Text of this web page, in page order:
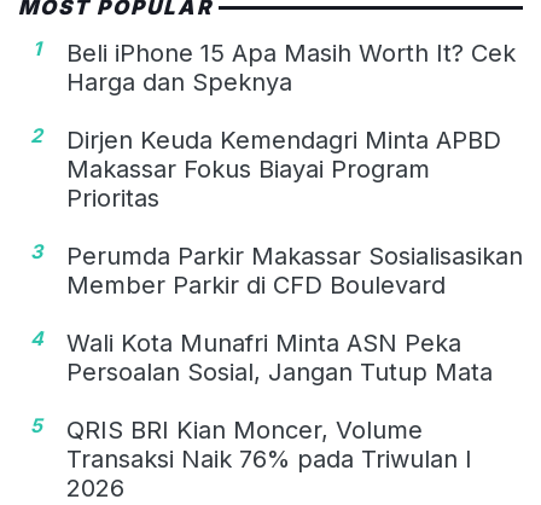
MOST POPULAR
1
Beli iPhone 15 Apa Masih Worth It? Cek
Harga dan Speknya
2
Dirjen Keuda Kemendagri Minta APBD
Makassar Fokus Biayai Program
Prioritas
3
Perumda Parkir Makassar Sosialisasikan
Member Parkir di CFD Boulevard
4
Wali Kota Munafri Minta ASN Peka
Persoalan Sosial, Jangan Tutup Mata
5
QRIS BRI Kian Moncer, Volume
Transaksi Naik 76% pada Triwulan I
2026